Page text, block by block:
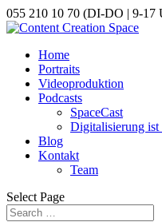
055 210 10 70 (DI-DO | 9-17
Home
Portraits
Videoproduktion
Podcasts
SpaceCast
Digitalisierung ist
Blog
Kontakt
Team
Select Page